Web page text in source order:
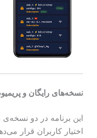
نسخه‌های رایگان و
این برنامه در دو نسخه‌ی
اختیار کاربران قرار